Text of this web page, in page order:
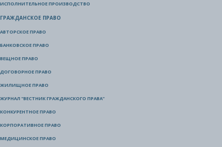
ИСПОЛНИТЕЛЬНОЕ ПРОИЗВОДСТВО
ГРАЖДАНСКОЕ ПРАВО
АВТОРСКОЕ ПРАВО
БАНКОВСКОЕ ПРАВО
ВЕЩНОЕ ПРАВО
ДОГОВОРНОЕ ПРАВО
ЖИЛИЩНОЕ ПРАВО
ЖУРНАЛ "ВЕСТНИК ГРАЖДАНСКОГО ПРАВА"
КОНКУРЕНТНОЕ ПРАВО
КОРПОРАТИВНОЕ ПРАВО
МЕДИЦИНСКОЕ ПРАВО